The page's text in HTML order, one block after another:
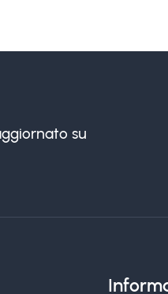
su